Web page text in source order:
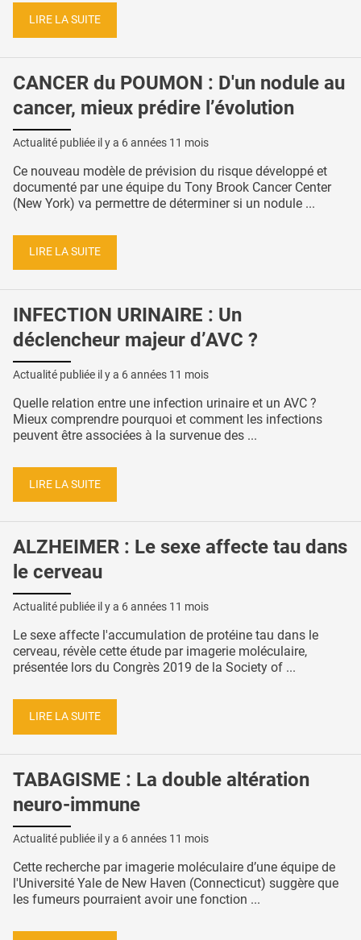
LIRE LA SUITE
CANCER du POUMON : D'un nodule au
cancer, mieux prédire l’évolution
Actualité publiée il y a 6 années 11 mois
Ce nouveau modèle de prévision du risque développé et
documenté par une équipe du Tony Brook Cancer Center
(New York) va permettre de déterminer si un nodule ...
LIRE LA SUITE
INFECTION URINAIRE : Un
déclencheur majeur d’AVC ?
Actualité publiée il y a 6 années 11 mois
Quelle relation entre une infection urinaire et un AVC ?
Mieux comprendre pourquoi et comment les infections
peuvent être associées à la survenue des ...
LIRE LA SUITE
ALZHEIMER : Le sexe affecte tau dans
le cerveau
Actualité publiée il y a 6 années 11 mois
Le sexe affecte l'accumulation de protéine tau dans le
cerveau, révèle cette étude par imagerie moléculaire,
présentée lors du Congrès 2019 de la Society of ...
LIRE LA SUITE
TABAGISME : La double altération
neuro-immune
Actualité publiée il y a 6 années 11 mois
Cette recherche par imagerie moléculaire d’une équipe de
l'Université Yale de New Haven (Connecticut) suggère que
les fumeurs pourraient avoir une fonction ...